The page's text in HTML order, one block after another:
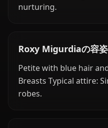
nurturing.
Roxy Migurdiaの容姿
Petite with blue hair
Breasts Typical attire:
robes.